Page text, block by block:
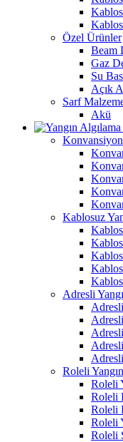
Özel Ürünler
Beam
Gaz
Su
Açık
Sarf
Akü
Kablosuz
Adresli
Roleli Yangın
Roleli
Roleli
Roleli
Roleli
Roleli